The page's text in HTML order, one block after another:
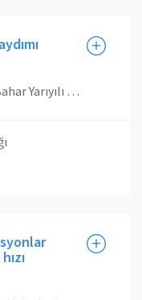
Tüm öğrencilerimize 2019-2020 Bahar Yarıyılı için süreden sayılmayan kayıt dondurma hakkı verilmiştir.